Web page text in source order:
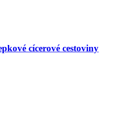
cícerové cestoviny